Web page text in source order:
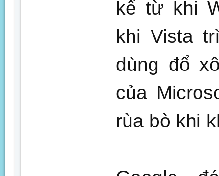
kể từ khi
khi Vista
dùng đổ
của
rùa bò khi